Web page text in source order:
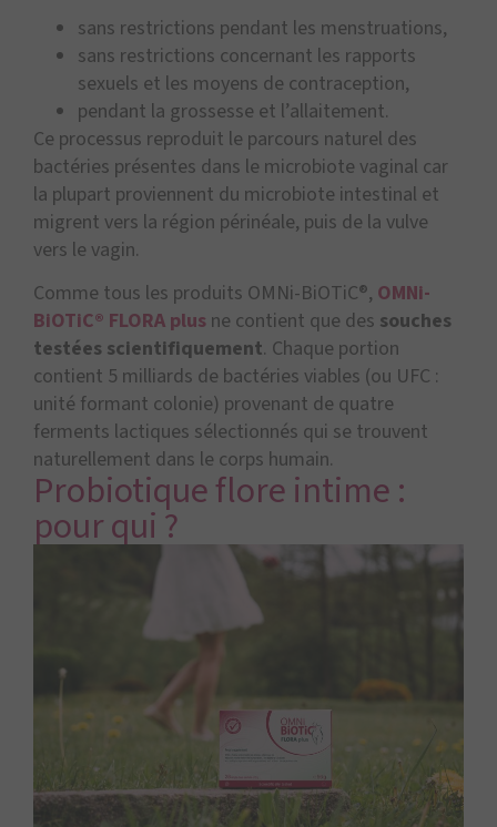
sans restrictions pendant les menstruations,
sans restrictions concernant les rapports
sexuels et les moyens de contraception,
pendant la grossesse et l’allaitement.
Ce processus reproduit le parcours naturel des
bactéries présentes dans le microbiote vaginal car
la plupart proviennent du microbiote intestinal et
migrent vers la région périnéale, puis de la vulve
vers le vagin.
Comme tous les produits OMNi-BiOTiC®, OMNi-
BiOTiC® FLORA plus ne contient que des souches
testées scientifiquement. Chaque portion
contient 5 milliards de bactéries viables (ou UFC :
unité formant colonie) provenant de quatre
ferments lactiques sélectionnés qui se trouvent
naturellement dans le corps humain.
Probiotique flore intime :
pour qui ?